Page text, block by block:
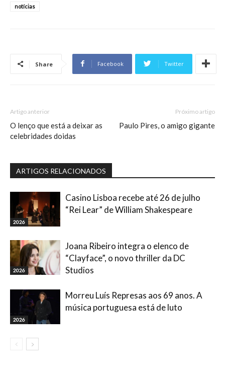
notícias
Share Facebook Twitter
Artigo anterior
O lenço que está a deixar as
celebridades doidas
Próximo artigo
Paulo Pires, o amigo gigante
ARTIGOS RELACIONADOS
2026
Casino Lisboa recebe até 26 de julho
“Rei Lear” de William Shakespeare
2026
Joana Ribeiro integra o elenco de
“Clayface”, o novo thriller da DC
Studios
2026
Morreu Luís Represas aos 69 anos. A
música portuguesa está de luto